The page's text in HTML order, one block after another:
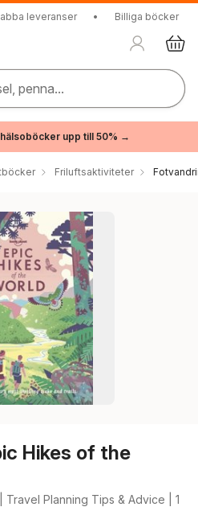
leveranser • Billiga böcker
penna...
upp till 50% →
Friluftsaktiviteter
Hikes of the
Travel Planning Tips & Advice | 1